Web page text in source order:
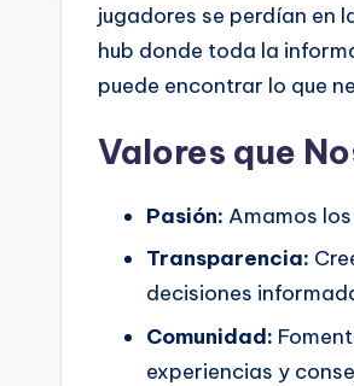
jugadores se perdían en
hub donde toda la
puede encontrar lo que
Valores que
Pasión: Amamos
Transparencia:
decisiones
Comunidad:
experiencias y